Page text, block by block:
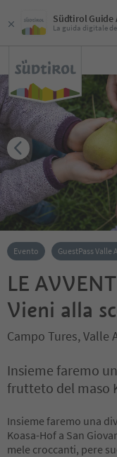
Südtirol Guide
La guida digitale
Evento GuestPass Valle
LE
Vieni alla
Campo Tures, Valle
Insieme faremo
frutteto del maso
Insieme faremo una
Koasa-Hof a San
mele croccanti, pere